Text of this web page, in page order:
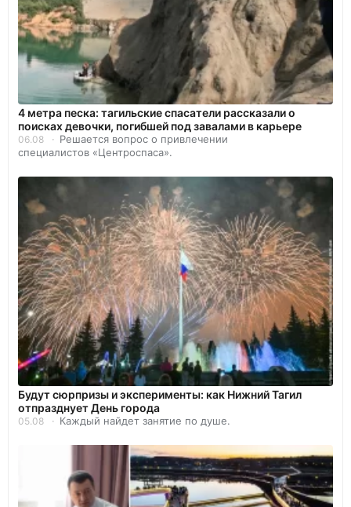
4 метра песка: тагильские спасатели рассказали о
поисках девочки, погибшей под завалами в карьере
06.08
Решается вопрос о привлечении
специалистов «Центроспаса».
Будут сюрпризы и эксперименты: как Нижний Тагил
отпразднует День города
05.08 Каждый найдет занятие по душе.